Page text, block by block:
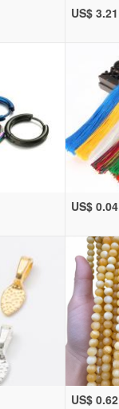
US$ 3.21
US$ 0.04
US$ 0.62